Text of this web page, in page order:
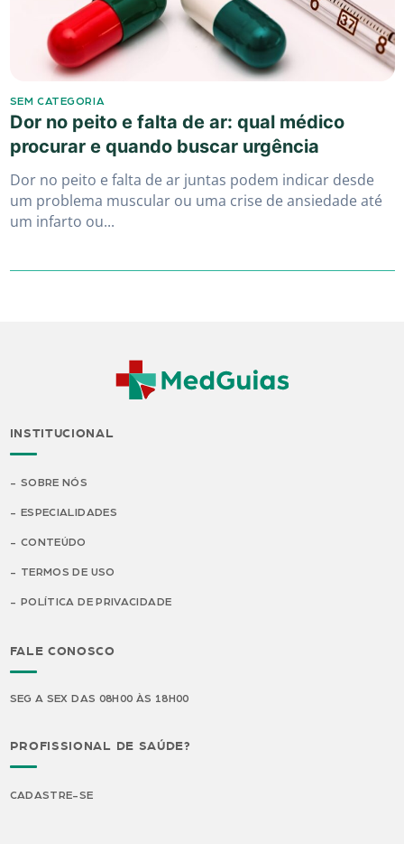
SEM CATEGORIA
Dor no peito e falta de ar: qual médico
procurar e quando buscar urgência
Dor no peito e falta de ar juntas podem indicar desde
um problema muscular ou uma crise de ansiedade até
um infarto ou...
INSTITUCIONAL
SOBRE NÓS
ESPECIALIDADES
CONTEÚDO
TERMOS DE USO
POLÍTICA DE PRIVACIDADE
FALE CONOSCO
SEG A SEX DAS 08H00 ÀS 18H00
PROFISSIONAL DE SAÚDE?
CADASTRE-SE